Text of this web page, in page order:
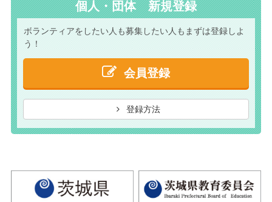
個人・団体 新規登録
ボランティアをしたい人も募集したい人もまずは登録しよ
う！
会員登録
登録方法